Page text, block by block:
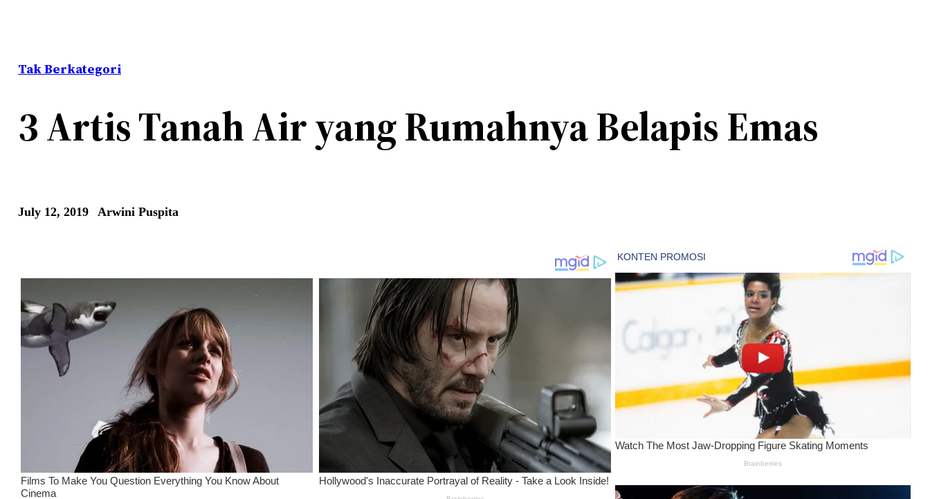
Tak Berkategori
3 Artis Tanah Air yang Rumahnya Belapis Emas
July 12, 2019 Arwini Puspita